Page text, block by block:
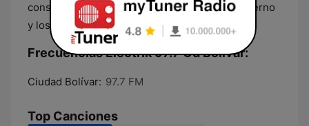
consagradas dentro del espectro del pop moderno
y los ritmos urbanos.
Frecuencias Electrik 97.7 Cd Bolívar:
Ciudad Bolívar: 97.7 FM
Top Canciones